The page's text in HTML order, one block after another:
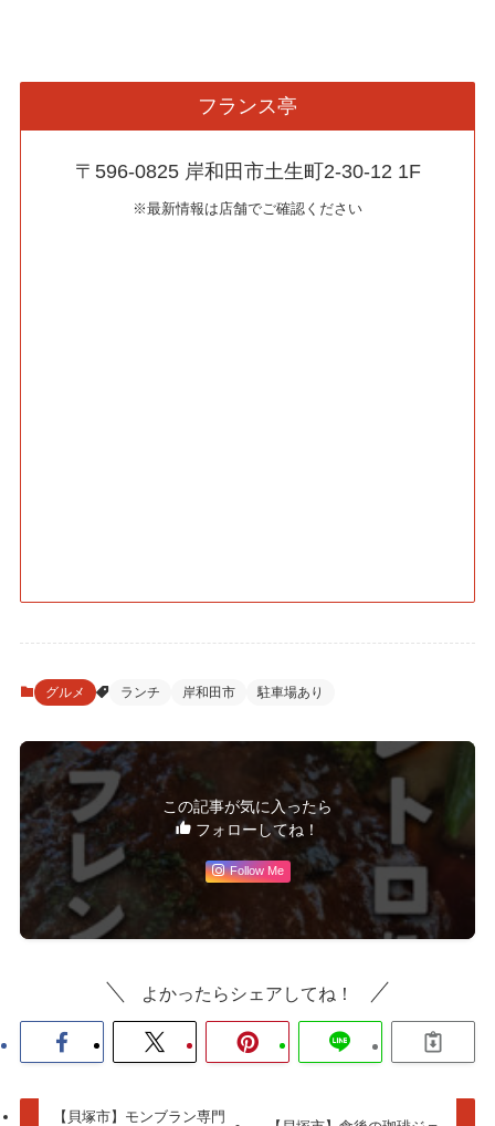
フランス亭
〒596-0825 岸和田市土生町2-30-12 1F
※最新情報は店舗でご確認ください
グルメ ランチ 岸和田市 駐車場あり
この記事が気に入ったら
フォローしてね！
Follow Me
よかったらシェアしてね！
【貝塚市】モンブラン専門